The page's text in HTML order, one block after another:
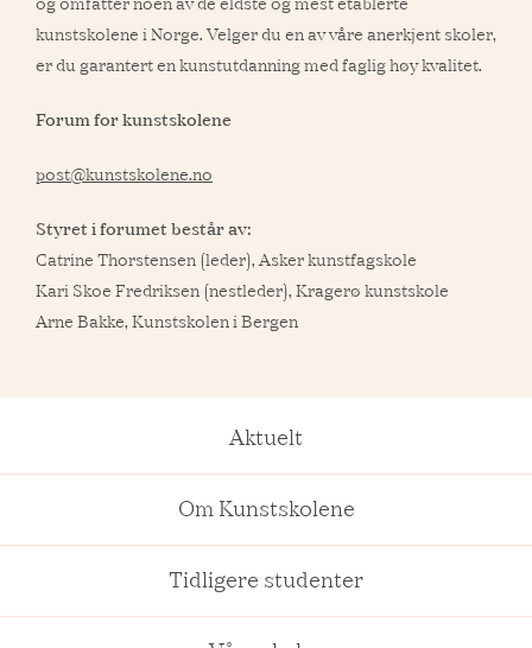
og omfatter noen av de eldste og mest etablerte
kunstskolene i Norge. Velger du en av våre anerkjent skoler,
er du garantert en kunstutdanning med faglig høy kvalitet.
Forum for kunstskolene
post@kunstskolene.no
Styret i forumet består av:
Catrine Thorstensen (leder), Asker kunstfagskole
Kari Skoe Fredriksen (nestleder), Kragerø kunstskole
Arne Bakke, Kunstskolen i Bergen
Aktuelt
Om Kunstskolene
Tidligere studenter